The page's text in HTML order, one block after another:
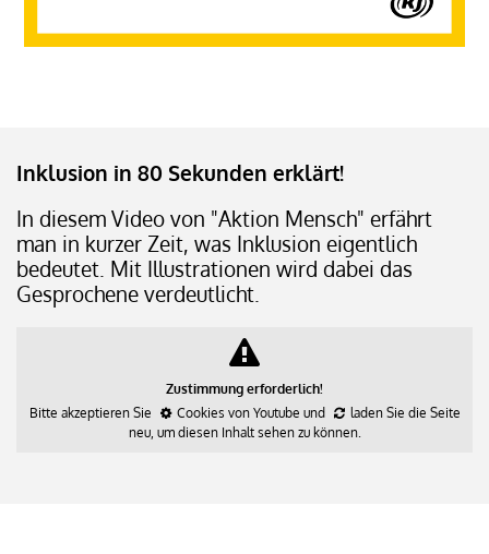
Inklusion in 80 Sekunden erklärt!
In diesem Video von "Aktion Mensch" erfährt
man in kurzer Zeit, was Inklusion eigentlich
bedeutet. Mit Illustrationen wird dabei das
Gesprochene verdeutlicht.
Zustimmung erforderlich!
Bitte akzeptieren Sie
Cookies von Youtube und
laden Sie die Seite
neu, um diesen Inhalt sehen zu können.